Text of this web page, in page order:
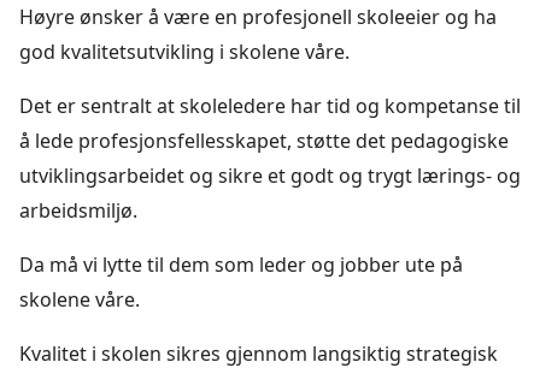
Høyre ønsker å være en profesjonell skoleeier og ha
god kvalitetsutvikling i skolene våre.
Det er sentralt at skoleledere har tid og kompetanse til
å lede profesjonsfellesskapet, støtte det pedagogiske
utviklingsarbeidet og sikre et godt og trygt lærings- og
arbeidsmiljø.
Da må vi lytte til dem som leder og jobber ute på
skolene våre.
Kvalitet i skolen sikres gjennom langsiktig strategisk